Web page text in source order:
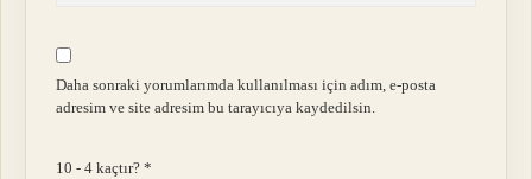
Daha sonraki yorumlarımda kullanılması için adım, e-posta
adresim ve site adresim bu tarayıcıya kaydedilsin.
10 - 4 kaçtır?*